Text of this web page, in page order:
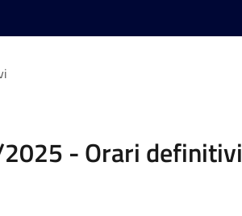
2025 - Orari definitivi